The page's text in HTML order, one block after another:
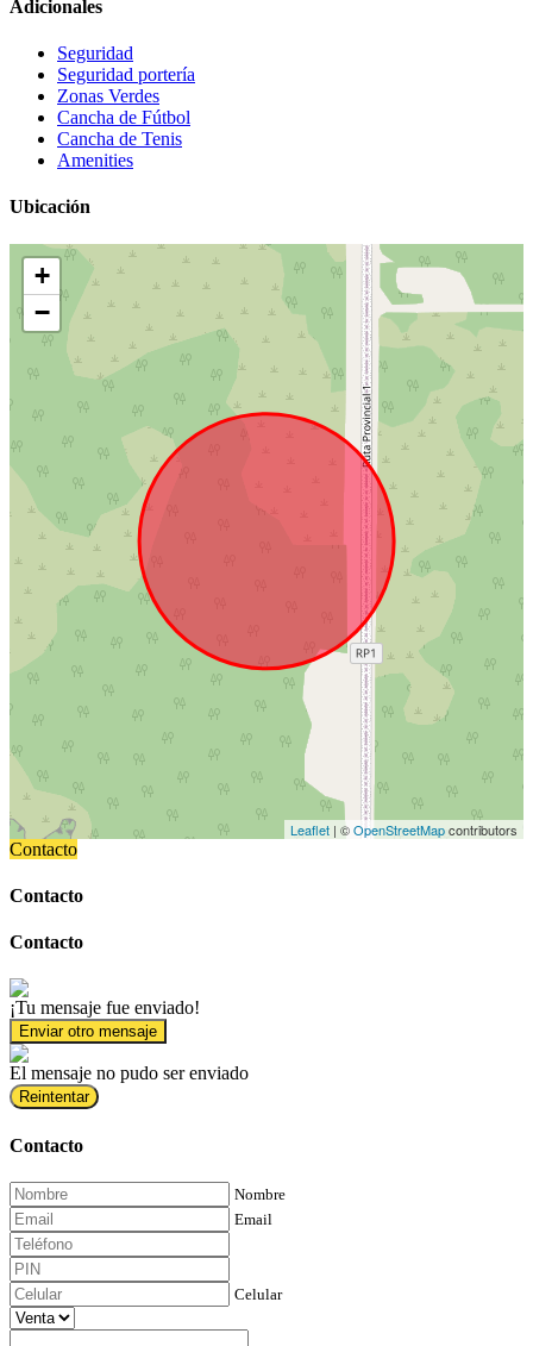
Adicionales
Seguridad
Seguridad portería
Zonas Verdes
Cancha de Fútbol
Cancha de Tenis
Amenities
Ubicación
+
−
Leaflet | ©OpenStreetMapcontributors
Contacto
Contacto
Contacto
¡Tu mensaje fue enviado!
Enviar otro mensaje
El mensaje no pudo ser enviado
Reintentar
Contacto
Nombre
Email
Celular